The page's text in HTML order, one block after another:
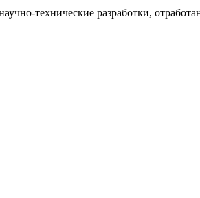
технические разработки,